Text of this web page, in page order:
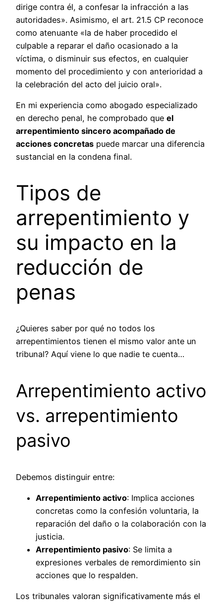
dirige contra él, a confesar la infracción a las
autoridades». Asimismo, el art. 21.5 CP reconoce
como atenuante «la de haber procedido el
culpable a reparar el daño ocasionado a la
víctima, o disminuir sus efectos, en cualquier
momento del procedimiento y con anterioridad a
la celebración del acto del juicio oral».
En mi experiencia como abogado especializado
en derecho penal, he comprobado que el
arrepentimiento sincero acompañado de
acciones concretas puede marcar una diferencia
sustancial en la condena final.
Tipos de
arrepentimiento y
su impacto en la
reducción de
penas
¿Quieres saber por qué no todos los
arrepentimientos tienen el mismo valor ante un
tribunal? Aquí viene lo que nadie te cuenta…
Arrepentimiento activo
vs. arrepentimiento
pasivo
Debemos distinguir entre:
Arrepentimiento activo: Implica acciones
concretas como la confesión voluntaria, la
reparación del daño o la colaboración con la
justicia.
Arrepentimiento pasivo: Se limita a
expresiones verbales de remordimiento sin
acciones que lo respalden.
Los tribunales valoran significativamente más el